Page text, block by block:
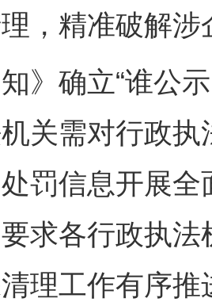
，精准破解
确立“谁公示
关需对行政
罚信息开展
求各行政执
理工作有序推